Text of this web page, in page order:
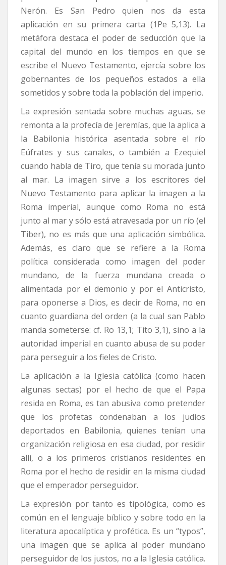
Nerón. Es San Pedro quien nos da esta
aplicación en su primera carta (1Pe 5,13). La
metáfora destaca el poder de seducción que la
capital del mundo en los tiempos en que se
escribe el Nuevo Testamento, ejercía sobre los
gobernantes de los pequeños estados a ella
sometidos y sobre toda la población del imperio.
La expresión sentada sobre muchas aguas, se
remonta a la profecía de Jeremías, que la aplica a
la Babilonia histórica asentada sobre el río
Eúfrates y sus canales, o también a Ezequiel
cuando habla de Tiro, que tenía su morada junto
al mar. La imagen sirve a los escritores del
Nuevo Testamento para aplicar la imagen a la
Roma imperial, aunque como Roma no está
junto al mar y sólo está atravesada por un río (el
Tiber), no es más que una aplicación simbólica.
Además, es claro que se refiere a la Roma
política considerada como imagen del poder
mundano, de la fuerza mundana creada o
alimentada por el demonio y por el Anticristo,
para oponerse a Dios, es decir de Roma, no en
cuanto guardiana del orden (a la cual san Pablo
manda someterse: cf. Ro 13,1; Tito 3,1), sino a la
autoridad imperial en cuanto abusa de su poder
para perseguir a los fieles de Cristo.
La aplicación a la Iglesia católica (como hacen
algunas sectas) por el hecho de que el Papa
resida en Roma, es tan abusiva como pretender
que los profetas condenaban a los judíos
deportados en Babilonia, quienes tenían una
organización religiosa en esa ciudad, por residir
allí, o a los primeros cristianos residentes en
Roma por el hecho de residir en la misma ciudad
que el emperador perseguidor.
La expresión por tanto es tipológica, como es
común en el lenguaje bíblico y sobre todo en la
literatura apocalíptica y profética. Es un “typos”,
una imagen que se aplica al poder mundano
perseguidor de los justos, no a la Iglesia católica.